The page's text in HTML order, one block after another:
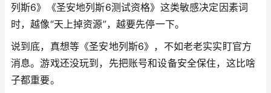
列斯6》《圣安地列斯6测试资格》这类敏感决定因素词
时，越像“天上掉资源”，越要先停一下。
说到底，真想等《圣安地列斯6》，不如老老实实盯官方
消息。游戏还没玩到，先把账号和设备安全保住，这比啥
子都重要。